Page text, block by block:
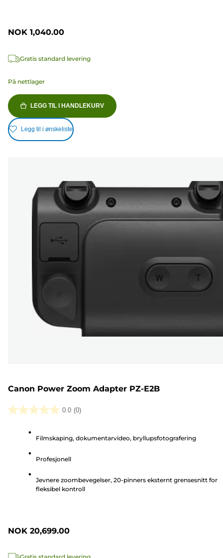
NOK 1,040.00
Gratis standard levering
På nettlager
LEGG TIL I HANDLEKURV
Legg til i ønskeliste
Canon Power Zoom Adapter PZ-E2B
0.0 (0)
0.0
stjerner.
Filmskaping, dokumentarvideo, bryllupsfotografering
Profesjonell
Jevnere zoombevegelser, 20-pinners eksternt grensesnitt for
fleksibel kontroll
NOK 20,699.00